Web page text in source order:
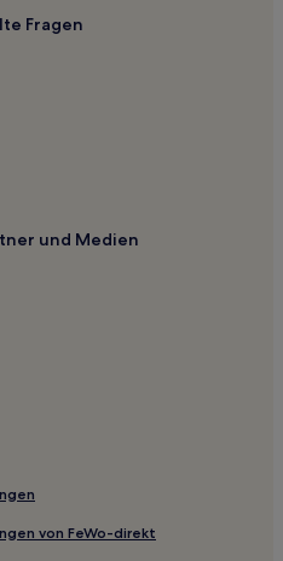
Tower
Ujō Noguchi
kinen-kōen
Fragen
und Medien
von FeWo-direkt